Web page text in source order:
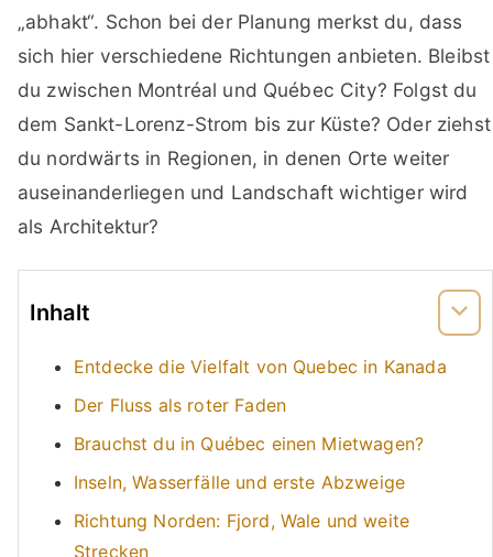
„abhakt“. Schon bei der Planung merkst du, dass
sich hier verschiedene Richtungen anbieten. Bleibst
du zwischen Montréal und Québec City? Folgst du
dem Sankt-Lorenz-Strom bis zur Küste? Oder ziehst
du nordwärts in Regionen, in denen Orte weiter
auseinanderliegen und Landschaft wichtiger wird
als Architektur?
Inhalt
Entdecke die Vielfalt von Quebec in Kanada
Der Fluss als roter Faden
Brauchst du in Québec einen Mietwagen?
Inseln, Wasserfälle und erste Abzweige
Richtung Norden: Fjord, Wale und weite
Strecken